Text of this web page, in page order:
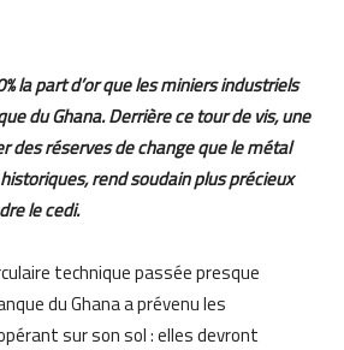
la part d’or que les miniers industriels
du Ghana. Derrière ce tour de vis, une
des réserves de change que le métal
rend soudain plus précieux
le cedi.
technique passée presque
du Ghana a prévenu les
sur son sol : elles devront